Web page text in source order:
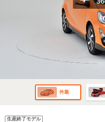
外装
生産終了モデル